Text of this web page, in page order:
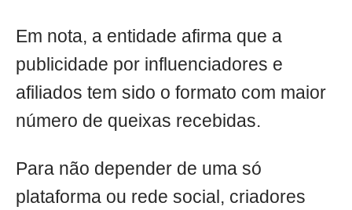
Em nota, a entidade afirma que a
publicidade por influenciadores e
afiliados tem sido o formato com maior
número de queixas recebidas.
Para não depender de uma só
plataforma ou rede social, criadores